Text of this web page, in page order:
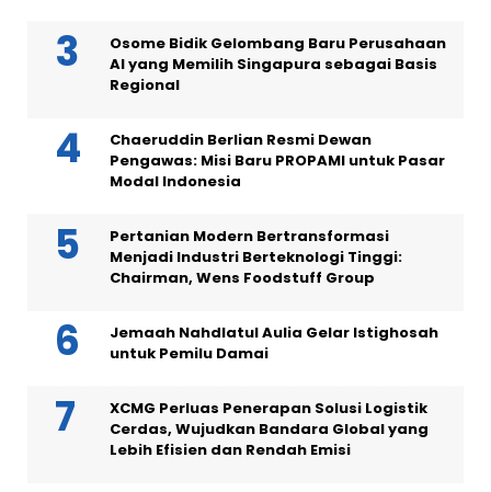
Osome Bidik Gelombang Baru Perusahaan
AI yang Memilih Singapura sebagai Basis
Regional
Chaeruddin Berlian Resmi Dewan
Pengawas: Misi Baru PROPAMI untuk Pasar
Modal Indonesia
Pertanian Modern Bertransformasi
Menjadi Industri Berteknologi Tinggi:
Chairman, Wens Foodstuff Group
Jemaah Nahdlatul Aulia Gelar Istighosah
untuk Pemilu Damai
XCMG Perluas Penerapan Solusi Logistik
Cerdas, Wujudkan Bandara Global yang
Lebih Efisien dan Rendah Emisi